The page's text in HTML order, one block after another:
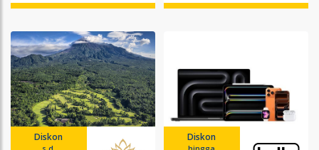
Diskon Diskon